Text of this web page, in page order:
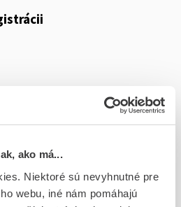
ako má...
Niektoré sú nevyhnutné pre
webu, iné nám pomáhajú
s rozprašovačom)
platnosti